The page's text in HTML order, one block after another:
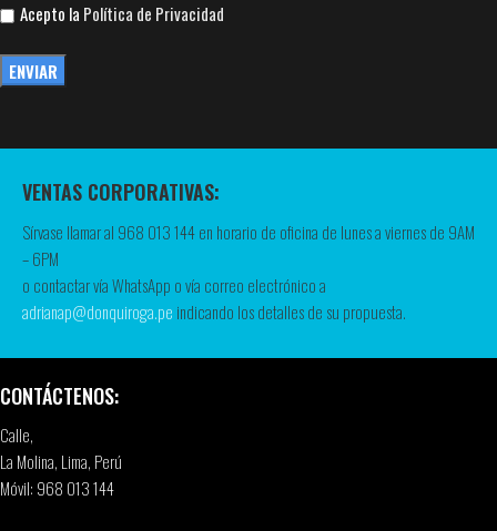
Acepto la Política de Privacidad
VENTAS CORPORATIVAS:
Sírvase llamar al 968 013 144 en horario de oficina de lunes a viernes de 9AM
– 6PM
o contactar vía WhatsApp o vía correo electrónico a
adrianap@donquiroga.pe indicando los detalles de su propuesta.
CONTÁCTENOS:
Calle,
La Molina, Lima, Perú
Móvil: 968 013 144